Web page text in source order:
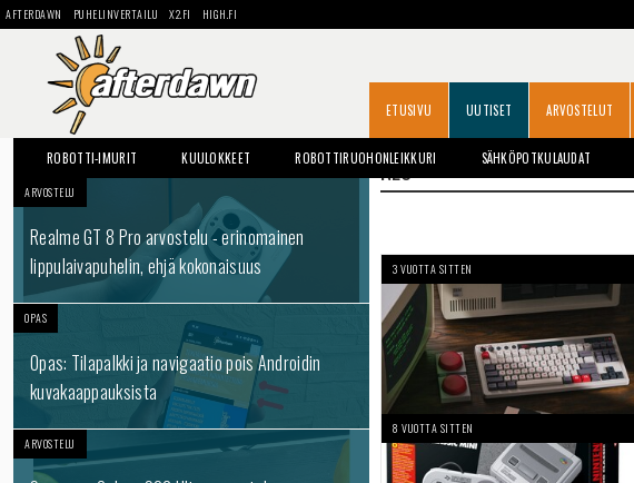
AFTERDAWN PUHELINVERTAILU X2.FI HIGH.FI
ETUSIVU UUTISET ARVOSTELUT
ROBOTTI-IMURIT KUULOKKEET ROBOTTIRUOHONLEIKKURI SÄHKÖPOTKULAUDAT
ARVOSTELU
Realme GT 8 Pro arvostelu - erinomainen
lippulaivapuhelin, ehjä kokonaisuus
OPAS
Opas: Tilapalkki ja navigaatio pois Androidin
kuvakaappauksista
ARVOSTELU
NES
3 VUOTTA SITTEN
8 VUOTTA SITTEN